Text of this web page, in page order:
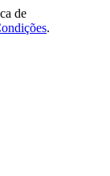
de
.